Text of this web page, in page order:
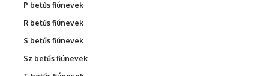
P betűs fiúnevek
R betűs fiúnevek
S betűs fiúnevek
Sz betűs fiúnevek